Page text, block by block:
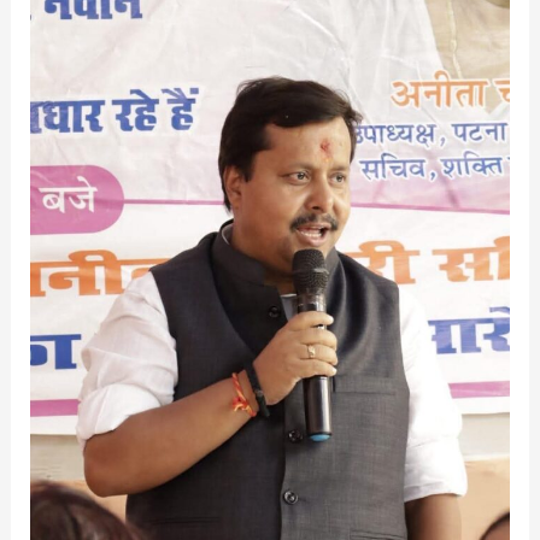
के
अध्यक्ष
नितिन
नवीन
ने
महाराष्ट्र
में
नगर
परिषद
और
नगर
पंचायत
में
महायुति